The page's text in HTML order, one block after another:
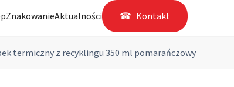
ZnakowanieAktualności Kontakt
termiczny z recyklingu 350 ml pomarańczowy